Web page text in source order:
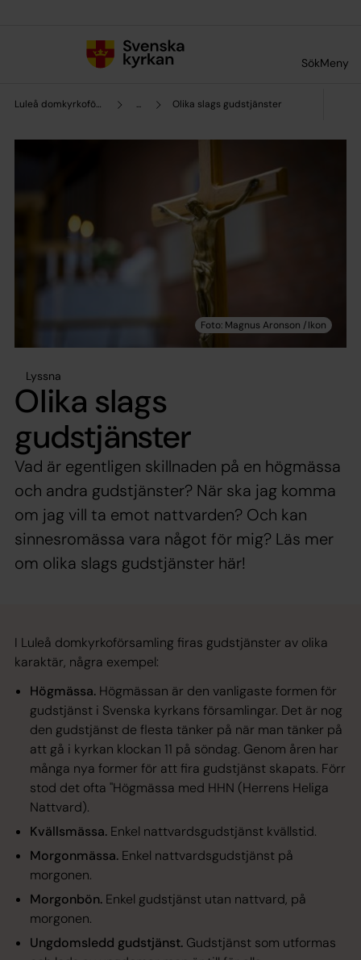
SökMeny
Luleå domkyrkoförsamling ... Olika slags gudstjänster
Lyssna
Olika slags
gudstjänster
Vad är egentligen skillnaden på en högmässa
och andra gudstjänster? När ska jag komma
om jag vill ta emot nattvarden? Och kan
sinnesromässa vara något för mig? Läs mer
om olika slags gudstjänster här!
I Luleå domkyrkoförsamling firas gudstjänster av olika
karaktär, några exempel:
Högmässa. Högmässan är den vanligaste formen för
gudstjänst i Svenska kyrkans församlingar. Det är nog
den gudstjänst de flesta tänker på när man tänker på
att gå i kyrkan klockan 11 på söndag. Genom åren har
många nya former för att fira gudstjänst skapats. Förr
stod det ofta "Högmässa med HHN (Herrens Heliga
Nattvard).
Kvällsmässa. Enkel nattvardsgudstjänst kvällstid.
Morgonmässa. Enkel nattvardsgudstjänst på
morgonen.
Morgonbön. Enkel gudstjänst utan nattvard, på
morgonen.
Ungdomsledd gudstjänst. Gudstjänst som utformas